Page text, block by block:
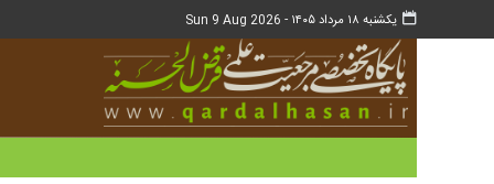
یکشنبه ۱۸ مرداد ۱۴۰۵ - Sun 9 Aug 2026